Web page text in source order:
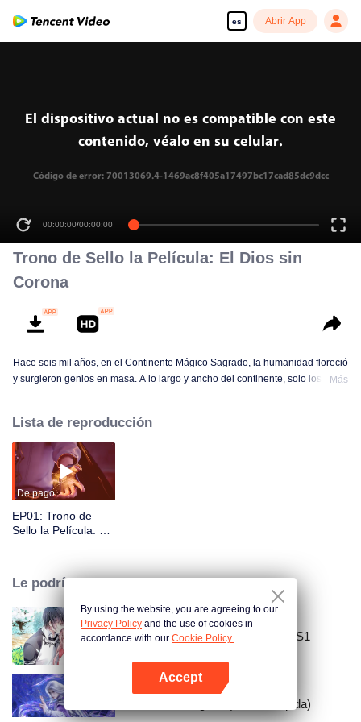
es Abrir App
El dispositivo actual no es compatible con este
contenido, véalo en su celular.
Código de error: 70013069.4-1469ac8f405a17497bc17cad85dc9dcc
00:00:00/00:00:00
Trono de Sello la Película: El Dios sin
Corona
Hace seis mil años, en el Continente Mágico Sagrado, la humanidad floreció
y surgieron genios en masa. A lo largo y ancho del continente, solo los tres
los deseos se arraigaron silenciosamente, corroyendo gradualmente el
mundo.
Más
Lista de reproducción
De pago
EP01: Trono de
Sello la Película: El
Le podría gustar
National Husband Bring Home SS1
Inmortal Renegado (Versión rápida)
By using the website, you are agreeing to our
Privacy Policy and the use of cookies in
accordance with our Cookie Policy.
Accept